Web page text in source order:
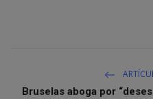
Bruselas aboga por